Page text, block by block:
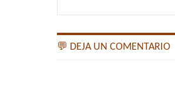
💬 DEJA UN COMENTARIO